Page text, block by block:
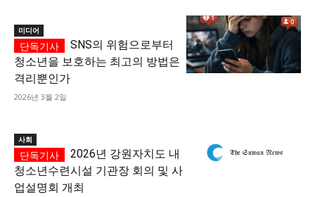
미디어
SNS의 위험으로부터
청소년을 보호하는 최고의 방법은
격리뿐인가
2026년 3월 2일
사회
2026년 강원자치도 내
청소년수련시설 기관장 회의 및 사
업설명회 개최